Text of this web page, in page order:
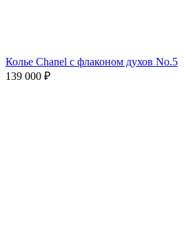
Колье Chanel с флаконом духов No.5
139 000 ₽